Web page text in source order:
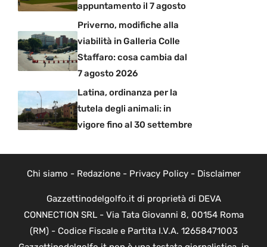
appuntamento il 7 agosto
Priverno, modifiche alla
viabilità in Galleria Colle
Staffaro: cosa cambia dal
7 agosto 2026
Latina, ordinanza per la
tutela degli animali: in
vigore fino al 30 settembre
Chi siamo - Redazione- Privacy Policy- Disclaimer
Gazzettinodelgolfo.it di proprietà di DEVA
CONNECTION SRL - Via Tata Giovanni 8, 00154 Roma
(RM) - Codice Fiscale e Partita I.V.A. 12658471003